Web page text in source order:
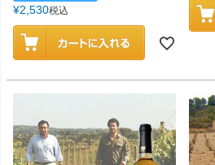
¥2,530税込